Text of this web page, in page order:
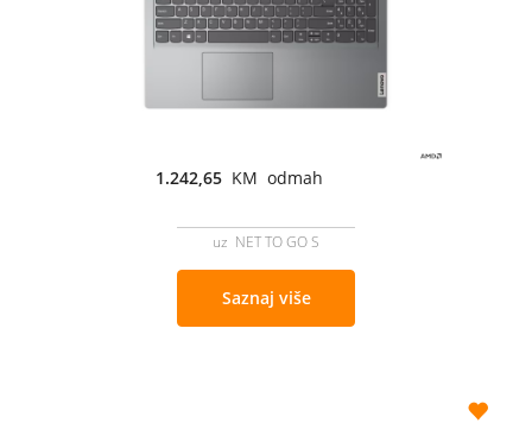
1.242,65 KM odmah
uz NET TO GO S
Saznaj više